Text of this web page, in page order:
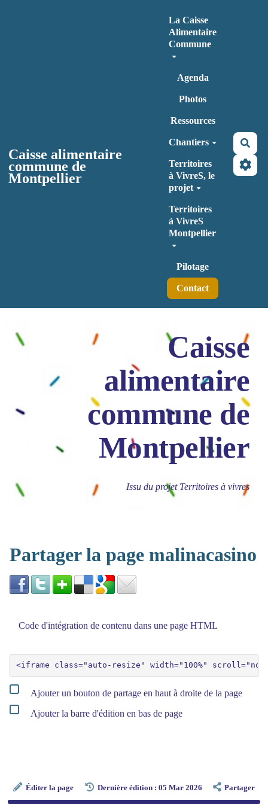
Caisse alimentaire
commune de
Montpellier
La Caisse
Alimentaire
Commune
Agenda
Photos
Ressources
Chantiers
Territoires
à VivreS, le
projet
Territoires
à VivreS
Montpellier
Pilotage
Contact
Caisse
alimentaire
commune de
Montpellier
Issu du projet Territoires à vivres
Partager la page malinacasino
Code d'intégration de contenu dans une page HTML
Ajouter un bouton de partage en haut à droite de la page
Ajouter la barre d'édition en bas de page
Éditer la page Dernière édition : 05 Mar 2026 Partager